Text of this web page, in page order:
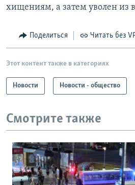
хищениям, а затем уволен из
Поделиться Читать без
Этот контент также в категориях
Новости Новости - общество
Смотрите также